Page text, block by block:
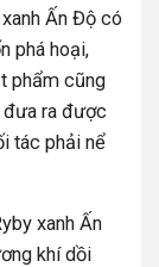
Ấn Độ có
phá hoại,
phẩm cũng
đưa ra được
tác phải nể
xanh Ấn
khí dồi